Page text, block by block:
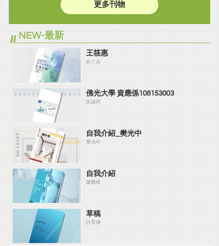
更多刊物
NEW-最新
王筱惠
めぐみ
佛光大學 資應係108153003
匡啟邦
自我介紹_樊光中
樊光中
自我介紹
廖勝維
草稿
許育傳